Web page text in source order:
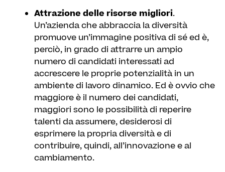
Attrazione delle risorse migliori.
Un’azienda che abbraccia la diversità
promuove un’immagine positiva di sé ed è,
perciò, in grado di attrarre un ampio
numero di candidati interessati ad
accrescere le proprie potenzialità in un
ambiente di lavoro dinamico. Ed è ovvio che
maggiore è il numero dei candidati,
maggiori sono le possibilità di reperire
talenti da assumere, desiderosi di
esprimere la propria diversità e di
contribuire, quindi, all’innovazione e al
cambiamento.